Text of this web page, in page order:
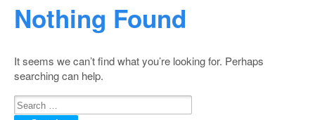
Nothing Found
It seems we can’t find what you’re looking for. Perhaps
searching can help.